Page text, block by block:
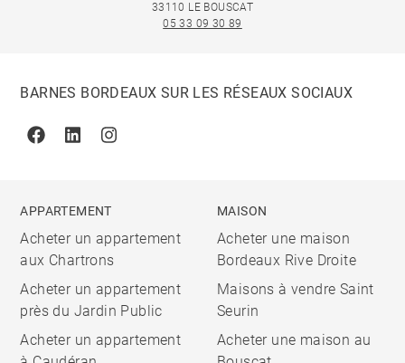
33110 LE BOUSCAT
05 33 09 30 89
BARNES BORDEAUX SUR LES RÉSEAUX SOCIAUX
FacebookLinkedinInstagram
APPARTEMENT
Acheter un appartement
aux Chartrons
Acheter un appartement
près du Jardin Public
Acheter un appartement
MAISON
Acheter une maison
Bordeaux Rive Droite
Maisons à vendre Saint
Seurin
Acheter une maison au